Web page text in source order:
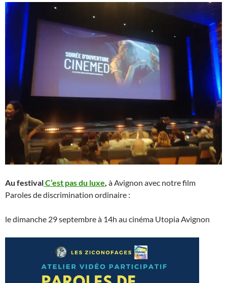
Au festivalC’est pas du luxe, à Avignon avec notre film
Paroles de discrimination ordinaire :
le dimanche 29 septembre à 14h au cinéma Utopia Avignon